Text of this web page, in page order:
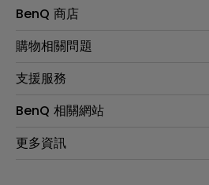
大型液晶
投影機
智慧照明
專業拍物視訊鏡頭
BenQ 商店
最新產品與活動
尋找銷售據點
會員綁定LINE教學
購物相關問題
第一次購物就上手
延長保固購買
贈品兌換網站首頁
支援服務
服務公告
保固條例
BenQ 相關網站
專業商用解決方案
更多資訊